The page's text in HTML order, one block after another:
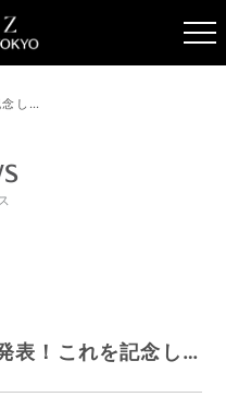
し…
表！これを記念し…